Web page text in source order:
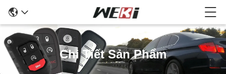
Chi Tiết Sản Phẩm